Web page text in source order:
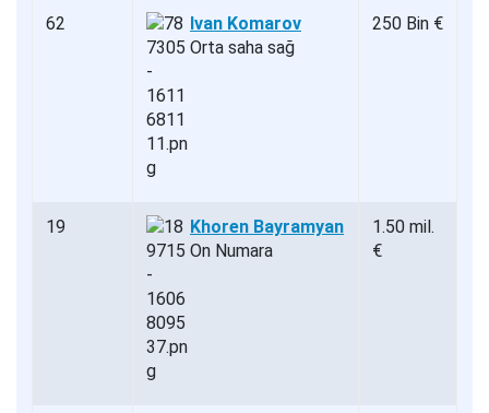
62
Ivan Komarov
Orta saha sağ
250 Bin €
19
Khoren Bayramyan
On Numara
1.50 mil.
€